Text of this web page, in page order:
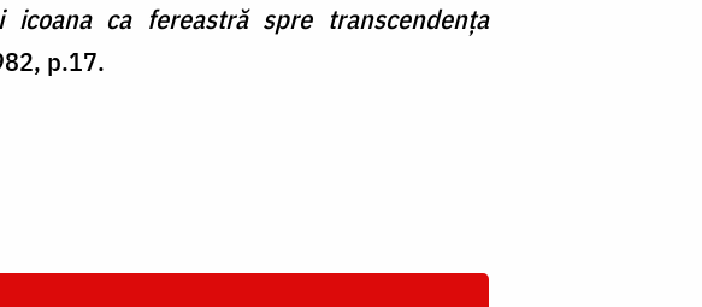
ca fereastră spre transcendența
p.17.